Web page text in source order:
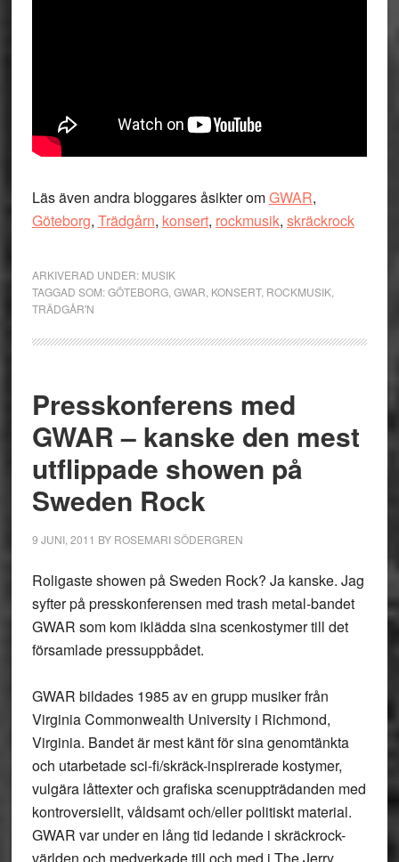
Läs även andra bloggares åsikter omGWAR,
Göteborg, Trädgårn, konsert, rockmusik, skräckrock
ARKIVERAD UNDER: MUSIK
TAGGAD SOM:GÖTEBORG, GWAR KONSERT, ROCKMUSIK,
TRÄDGÅR'N
Presskonferens med
GWAR – kanske den mest
utflippade showen på
Sweden Rock
9 JUNI, 2011 BY ROSEMARI SÖDERGREN
Roligaste showen på Sweden Rock? Ja kanske. Jag
syfter på presskonferensen med trash metal-bandet
GWAR som kom iklädda sina scenkostymer till det
församlade pressuppbådet.
GWAR bildades 1985 av en grupp musiker från
Virginia Commonwealth University i Richmond,
Virginia. Bandet är mest känt för sina genomtänkta
och utarbetade sci-fi/skräck-inspirerade kostymer,
vulgära låttexter och grafiska scenuppträdanden med
kontroversiellt, våldsamt och/eller politiskt material.
GWAR var under en lång tid ledande i skräckrock-